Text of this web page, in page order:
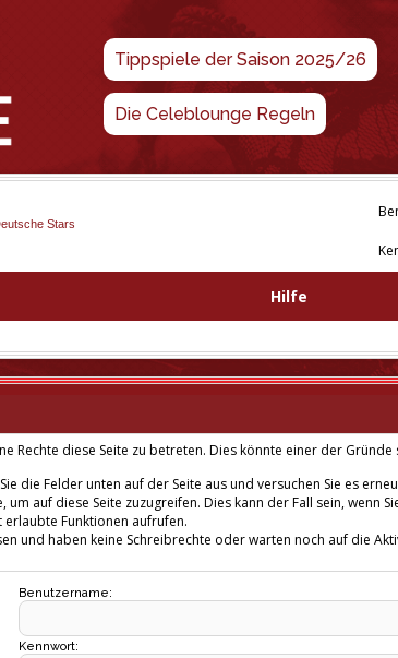
Tippspiele der Saison 2025/26
Die Celeblounge Regeln
Stars
Hilfe
Rechte diese Seite zu betreten. Dies könnte einer der Gründe
die Felder unten auf der Seite aus und versuchen Sie es
um auf diese Seite zuzugreifen. Dies kann der Fall sein, wenn
Funktionen aufrufen.
und haben keine Schreibrechte oder warten noch auf die
Benutzername:
Kennwort: